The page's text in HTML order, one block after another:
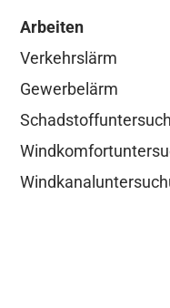
Arbeiten
Verkehrslärm
Gewerbelärm